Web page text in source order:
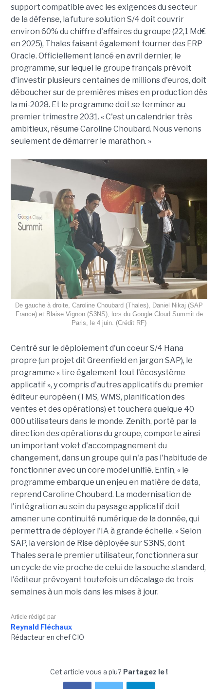
support compatible avec les exigences du secteur
de la défense, la future solution S/4 doit couvrir
environ 60% du chiffre d'affaires du groupe (22,1 Md€
en 2025), Thales faisant également tourner des ERP
Oracle. Officiellement lancé en avril dernier, le
programme, sur lequel le groupe français prévoit
d'investir plusieurs centaines de millions d'euros, doit
déboucher sur de premières mises en production dès
la mi-2028. Et le programme doit se terminer au
premier trimestre 2031. « C'est un calendrier très
ambitieux, résume Caroline Choubard. Nous venons
seulement de démarrer le marathon. »
De gauche à droite, Caroline Choubard (Thales), Daniel Nikaj (SAP
France) et Blaise Vignon (S3NS), lors du Google Cloud Summit de
Paris, le 4 juin. (Crédit RF)
Centré sur le déploiement d'un coeur S/4 Hana
propre (un projet dit Greenfield en jargon SAP), le
programme « tire également tout l'écosystème
applicatif », y compris d'autres applicatifs du premier
éditeur européen (TMS, WMS, planification des
ventes et des opérations) et touchera quelque 40
000 utilisateurs dans le monde. Zenith, porté par la
direction des opérations du groupe, comporte ainsi
un important volet d'accompagnement du
changement, dans un groupe qui n'a pas l'habitude de
fonctionner avec un core model unifié. Enfin, « le
programme embarque un enjeu en matière de data,
reprend Caroline Choubard. La modernisation de
l'intégration au sein du paysage applicatif doit
amener une continuité numérique de la donnée, qui
permettra de déployer l'IA à grande échelle. » Selon
SAP, la version de Rise déployée sur S3NS, dont
Thales sera le premier utilisateur, fonctionnera sur
un cycle de vie proche de celui de la souche standard,
l'éditeur prévoyant toutefois un décalage de trois
semaines à un mois dans les mises à jour.
Article rédigé par
Reynald Fléchaux
Rédacteur en chef CIO
Cet article vous a plu? Partagez le !